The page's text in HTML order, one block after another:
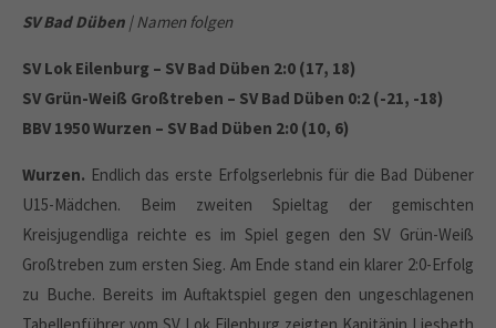
SV Bad Düben | Namen folgen
SV Lok Eilenburg – SV Bad Düben 2:0 (17, 18)
SV Grün-Weiß Großtreben – SV Bad Düben 0:2 (-21, -18)
BBV 1950 Wurzen – SV Bad Düben 2:0 (10, 6)
Wurzen. Endlich das erste Erfolgserlebnis für die Bad Dübener
U15-Mädchen. Beim zweiten Spieltag der gemischten
Kreisjugendliga reichte es im Spiel gegen den SV Grün-Weiß
Großtreben zum ersten Sieg. Am Ende stand ein klarer 2:0-Erfolg
zu Buche. Bereits im Auftaktspiel gegen den ungeschlagenen